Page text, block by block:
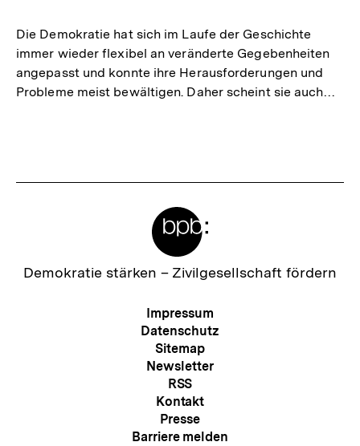
Die Demokratie hat sich im Laufe der Geschichte
immer wieder flexibel an veränderte Gegebenheiten
angepasst und konnte ihre Herausforderungen und
Probleme meist bewältigen. Daher scheint sie auch…
Zur
Demokratie stärken – Zivilgesellschaft fördern
Meta-
Navigation
Impressum
Datenschutz
Sitemap
Newsletter
RSS
Kontakt
Presse
Barriere melden